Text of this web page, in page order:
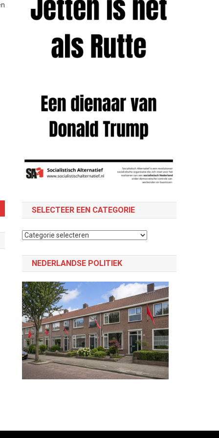
SELECTEER EEN CATEGORIE
Selecteer
categorie
NEDERLANDSE POLITIEK